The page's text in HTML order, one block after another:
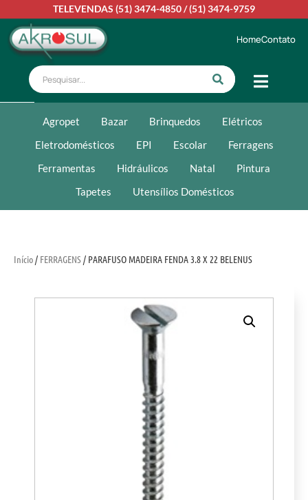
TELEVENDAS (51) 3474-4850/(51) 3474-9759
HomeContato
Agropet Bazar Brinquedos
Elétricos
Eletrodomésticos
EPI Escolar
Ferragens
Ferramentas
Hidráulicos Natal
Pintura
Tapetes
Utensílios Domésticos
Início/ FERRAGENS/ PARAFUSO MADEIRA FENDA 3.8 X 22 BELENUS